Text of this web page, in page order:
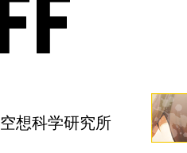
空想科学研究所